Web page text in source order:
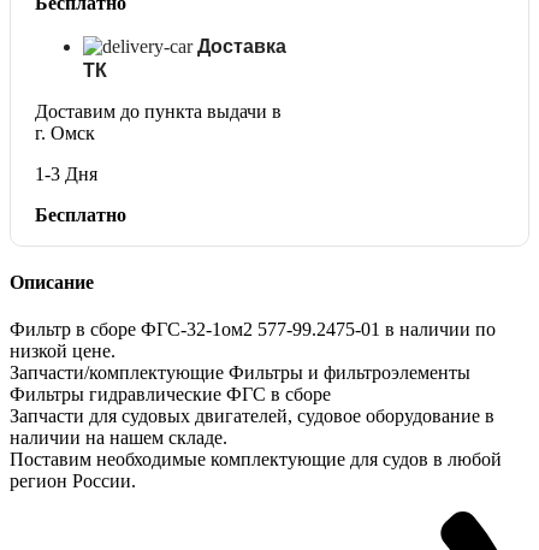
Доставка
ТК
Доставим до пункта выдачи в
г. Омск
1-3 Дня
Бесплатно
Описание
Фильтр в сборе ФГС-32-1ом2 577-99.2475-01 в наличии по
низкой цене.
Запчасти/комплектующие Фильтры и фильтроэлементы
Фильтры гидравлические ФГС в сборе
Запчасти для судовых двигателей, судовое оборудование в
наличии на нашем складе.
Поставим необходимые комплектующие для судов в любой
регион России.